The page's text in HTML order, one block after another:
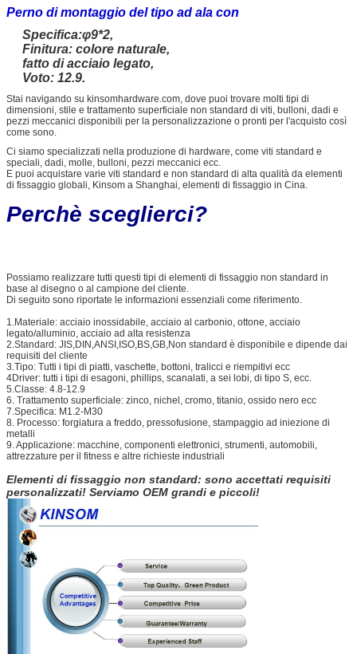
Perno di montaggio del tipo ad ala con
Specifica:φ9*2,
Finitura: colore naturale,
fatto di acciaio legato,
Voto: 12.9.
Stai navigando su kinsomhardware.com, dove puoi trovare molti tipi di
dimensioni, stile e trattamento superficiale non standard di viti, bulloni, dadi e
pezzi meccanici disponibili per la personalizzazione o pronti per l'acquisto così
come sono.
Ci siamo specializzati nella produzione di hardware, come viti standard e
speciali, dadi, molle, bulloni, pezzi meccanici ecc.
E puoi acquistare varie viti standard e non standard di alta qualità da elementi
di fissaggio globali, Kinsom a Shanghai, elementi di fissaggio in Cina.
Perchè sceglierci?
Possiamo realizzare tutti questi tipi di elementi di fissaggio non standard in
base al disegno o al campione del cliente.
Di seguito sono riportate le informazioni essenziali come riferimento.
1.Materiale: acciaio inossidabile, acciaio al carbonio, ottone, acciaio
legato/alluminio, acciaio ad alta resistenza
2.Standard: JIS,DIN,ANSI,ISO,BS,GB,Non standard è disponibile e dipende dai
requisiti del cliente
3.Tipo: Tutti i tipi di piatti, vaschette, bottoni, tralicci e riempitivi ecc
4Driver: tutti i tipi di esagoni, phillips, scanalati, a sei lobi, di tipo S, ecc.
5.Classe: 4.8-12.9
6. Trattamento superficiale: zinco, nichel, cromo, titanio, ossido nero ecc
7.Specifica: M1.2-M30
8. Processo: forgiatura a freddo, pressofusione, stampaggio ad iniezione di
metalli
9. Applicazione: macchine, componenti elettronici, strumenti, automobili,
attrezzature per il fitness e altre richieste industriali
Elementi di fissaggio non standard: sono accettati requisiti
personalizzati! Serviamo OEM grandi e piccoli!